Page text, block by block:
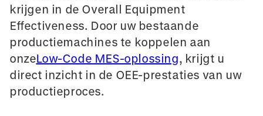
krijgen in de Overall Equipment
Effectiveness. Door uw bestaande
productiemachines te koppelen aan
onzeLow-Code MES-oplossing, krijgt u
direct inzicht in de OEE-prestaties van uw
productieproces.